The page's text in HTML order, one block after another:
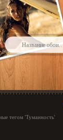
тегом 'Туманность'